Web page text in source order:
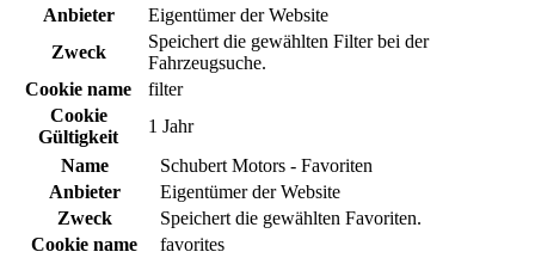
Anbieter
Eigentümer der Website
Zweck
Speichert die gewählten Filter bei der
Fahrzeugsuche.
Cookie name
filter
Cookie
Gültigkeit
1 Jahr
Name
Schubert Motors - Favoriten
Anbieter
Eigentümer der Website
Zweck
Speichert die gewählten Favoriten.
Cookie name
favorites